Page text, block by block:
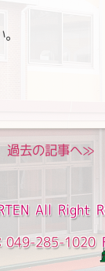
過去の記事へ≫
All Right
049-285-1020